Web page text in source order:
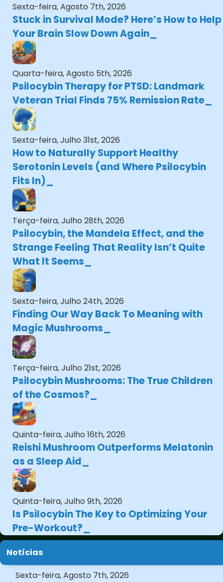
Sexta-feira, Agosto 7th, 2026
Stuck in Survival Mode? Here’s How to Help
Your Brain Slow Down Again
Quarta-feira, Agosto 5th, 2026
Psilocybin Therapy for PTSD: Landmark
Veteran Trial Finds 75% Remission Rate
Sexta-feira, Julho 31st, 2026
How to Naturally Support Healthy
Serotonin Levels (and Where Psilocybin
Fits In)
Terça-feira, Julho 28th, 2026
Psilocybin, the Mandela Effect, and the
Strange Feeling That Reality Isn’t Quite
What It Seems
Sexta-feira, Julho 24th, 2026
Finding Our Way Back To Meaning with
Magic Mushrooms
Terça-feira, Julho 21st, 2026
Psilocybin Mushrooms: The True Children
of the Cosmos?
Quinta-feira, Julho 16th, 2026
Reishi Mushroom Outperforms Melatonin
as a Sleep Aid
Quinta-feira, Julho 9th, 2026
Is Psilocybin The Key to Optimizing Your
Pre-Workout?
Notícias
Sexta-feira, Agosto 7th, 2026